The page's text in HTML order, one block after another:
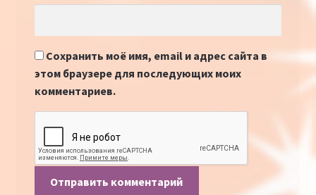
Сохранить моё имя, email и адрес сайта в
этом браузере для последующих моих
комментариев.